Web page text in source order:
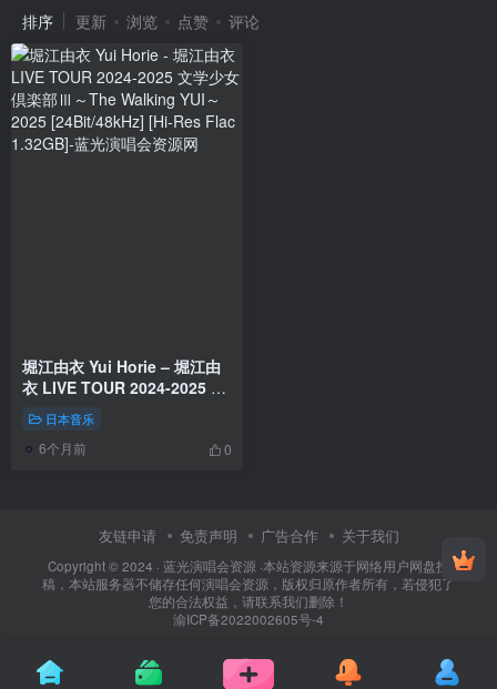
排序 更新 浏览 点赞 评论
堀江由衣 Yui Horie – 堀江由
衣 LIVE TOUR 2024-2025 文
学少女倶楽部Ⅲ～The
Walking YUI～ 2025
[24Bit/48kHz] [Hi-Res Flac
日本音乐
6个月前 0
友链申请 免责声明 广告合作 关于我们
Copyright © 2024 · 蓝光演唱会资源 ·本站资源来源于网络用户网盘投
稿，本站服务器不储存任何演唱会资源，版权归原作者所有，若侵犯了
您的合法权益，请联系我们删除！
渝ICP备2022002605号-4